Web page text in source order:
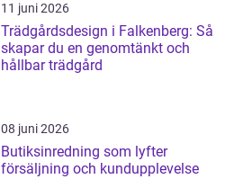
11 juni 2026
Trädgårdsdesign i Falkenberg: Så
skapar du en genomtänkt och
hållbar trädgård
08 juni 2026
Butiksinredning som lyfter
försäljning och kundupplevelse